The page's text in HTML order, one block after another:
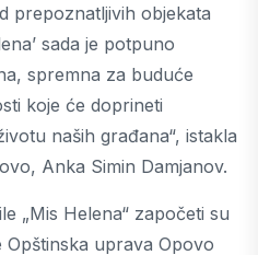
prepoznatljivih objekata
sada je potpuno
spremna za buduće
koje će doprineti
naših građana“, istakla
Anka Simin Damjanov.
„Mis Helena“ započeti su
uprava Opovo